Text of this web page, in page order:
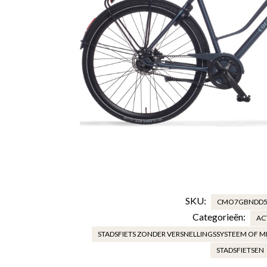
SKU:
Categorieën:
STADSFIETS ZONDER VERSNELLINGSSYSTEEM OF
STADSFIETSEN